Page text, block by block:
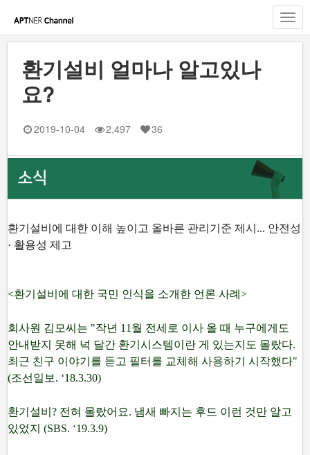
환기설비 얼마나 알고있나
요?
2019-10-04 2,497 36
환기설비에 대한 이해 높이고 올바른 관리기준 제시... 안전성
· 활용성 제고
<환기설비에 대한 국민 인식을 소개한 언론 사례>
회사원 김모씨는 "작년 11월 전세로 이사 올 때 누구에게도
안내받지 못해 넉 달간 환기시스템이란 게 있는지도 몰랐다.
최근 친구 이야기를 듣고 필터를 교체해 사용하기 시작했다"
(조선일보. ‘18.3.30)
환기설비? 전혀 몰랐어요. 냄새 빠지는 후드 이런 것만 알고
있었지 (SBS. ‘19.3.9)